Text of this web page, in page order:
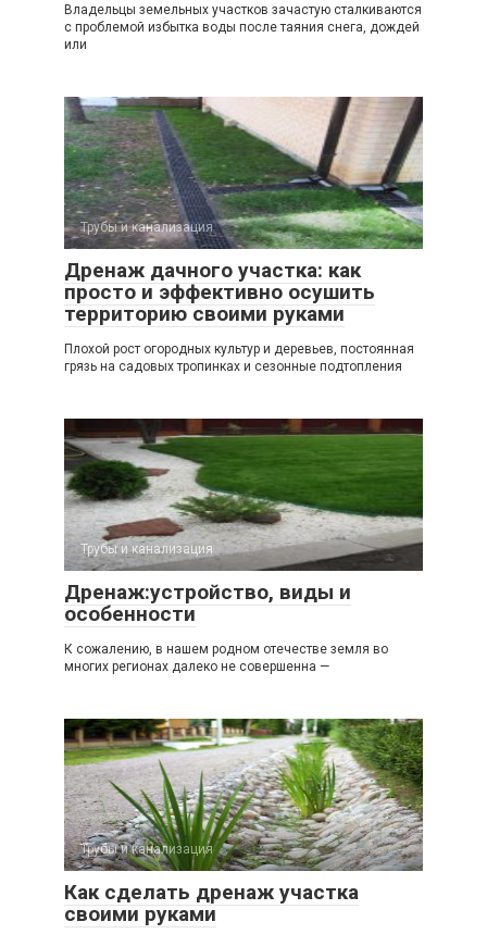
Владельцы земельных участков зачастую сталкиваются
с проблемой избытка воды после таяния снега, дождей
или
Трубы и канализация
Дренаж дачного участка: как
просто и эффективно осушить
территорию своими руками
Плохой рост огородных культур и деревьев, постоянная
грязь на садовых тропинках и сезонные подтопления
Трубы и канализация
Дренаж:устройство, виды и
особенности
К сожалению, в нашем родном отечестве земля во
многих регионах далеко не совершенна —
Трубы и канализация
Как сделать дренаж участка
своими руками